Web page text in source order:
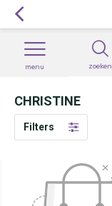
zoeken
menu
CHRISTINE
Filters